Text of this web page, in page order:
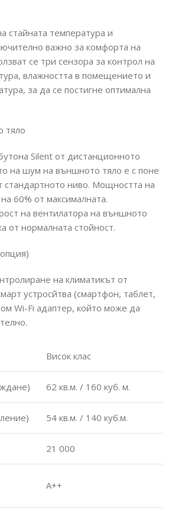
стайната температура и
важно за комфорта на
се три сензора за контрол на
влажността в помещението и
за да се постигне оптимална
тяло
Silent от дистанционното
на шум на външното тяло е с поне
стандартното ниво. Мощността на
60% от максималната.
на вентилатора на външното
от нормалната стойност.
на климатикът от
устросйтва (смартфон, таблет,
Wi-Fi адаптер, който може да
Висок клас
62 кв.м. / 160 куб. м.
54 кв.м. / 140 куб.м.
21 000
А++